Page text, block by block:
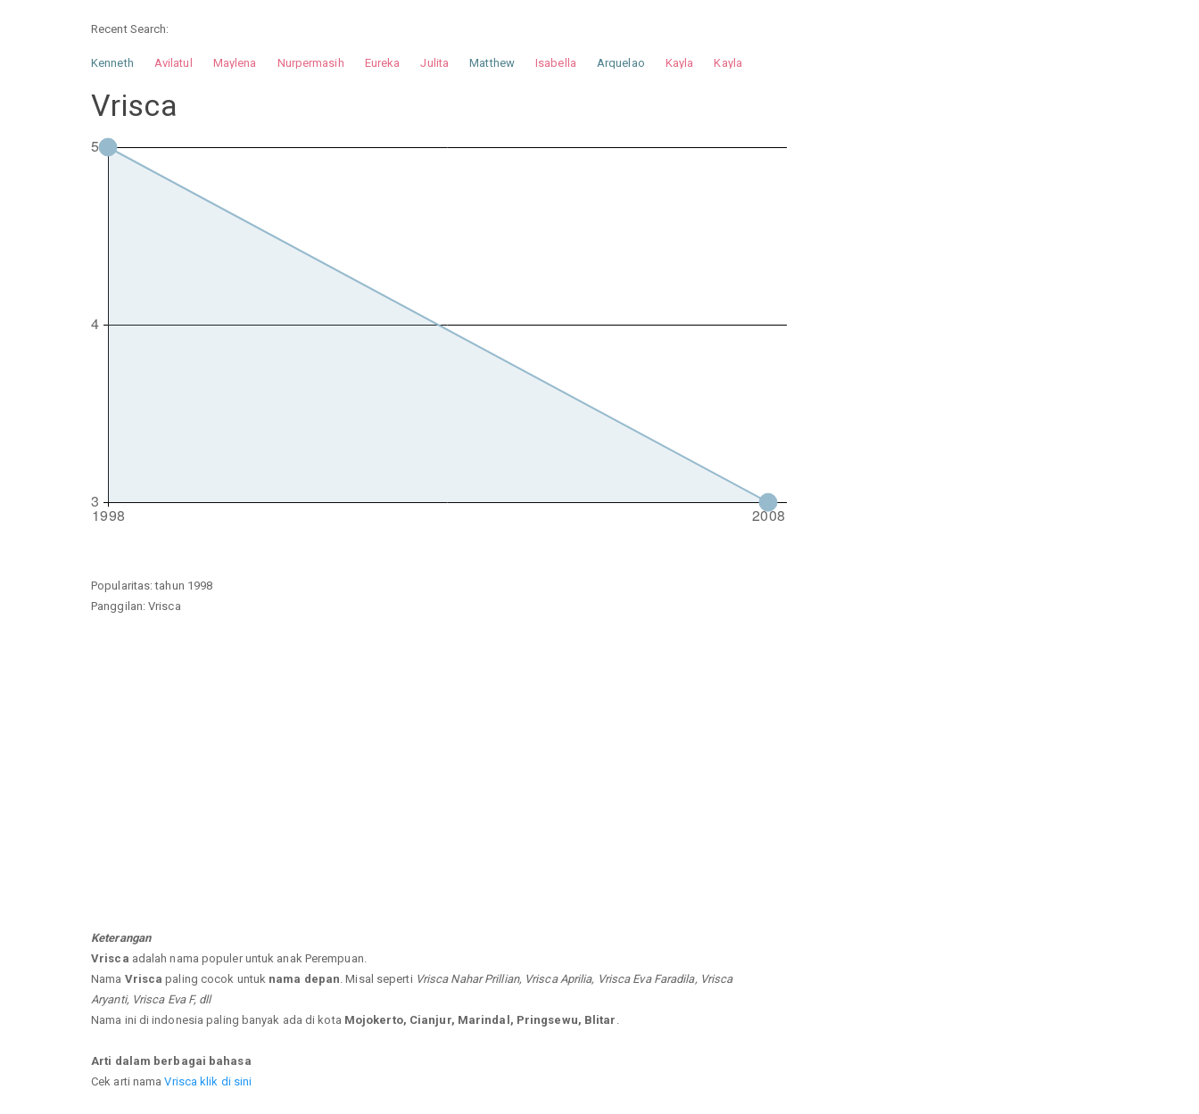
Recent Search:
Kenneth Avilatul Maylena Nurpermasih Eureka Julita Matthew Isabella Arquelao Kayla
Kayla
Vrisca
Popularitas: tahun 1998
Panggilan: Vrisca
Keterangan
Vrisca adalah nama populer untuk anak Perempuan.
Nama Vrisca paling cocok untuk nama depan . Misal seperti Vrisca Nahar Prillian, Vrisca Aprilia, Vrisca Eva Faradila, Vrisca
Aryanti, Vrisca Eva F, dll
Nama ini di indonesia paling banyak ada di kota Mojokerto, Cianjur, Marindal, Pringsewu, Blitar
Arti dalam berbagai bahasa
Cek arti namaVrisca klik di sini